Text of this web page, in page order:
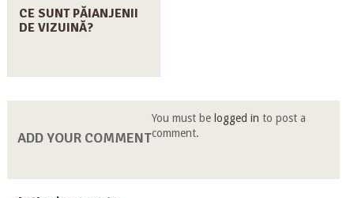
CE SUNT PĂIANJENII
DE VIZUINĂ?
ADD YOUR COMMENT
You must be logged in to post a
comment.